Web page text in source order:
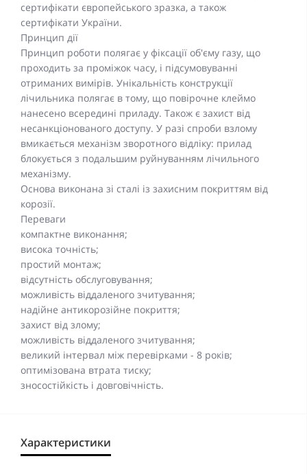
сертифікати європейського зразка, а також
сертифікати України.
Принцип дії
Принцип роботи полягає у фіксації об'єму газу, що
проходить за проміжок часу, і підсумовуванні
отриманих вимірів. Унікальність конструкції
лічильника полягає в тому, що повірочне клеймо
нанесено всередині приладу. Також є захист від
несанкціонованого доступу. У разі спроби взлому
вмикається механізм зворотного відліку: прилад
блокується з подальшим руйнуванням лічильного
механізму.
Основа виконана зі сталі із захисним покриттям від
корозії.
Переваги
компактне виконання;
висока точність;
простий монтаж;
відсутність обслуговування;
можливість віддаленого зчитування;
надійне антикорозійне покриття;
захист від злому;
можливість віддаленого зчитування;
великий інтервал між перевірками - 8 років;
оптимізована втрата тиску;
зносостійкість і довговічність.
Характеристики